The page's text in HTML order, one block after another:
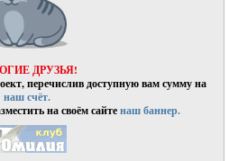
ДРУЗЬЯ!
перечислив доступную вам сумму на
наш счёт.
на своём сайтенаш баннер.